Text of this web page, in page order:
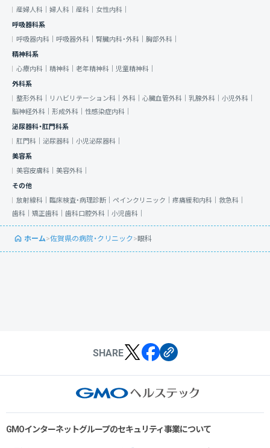
産婦人科｜ 婦人科｜ 産科｜ 女性内科｜
呼吸器科系
呼吸器内科｜ 呼吸器外科｜ 腎臓内科・外科｜ 胸部外科｜
精神科系
心療内科｜ 精神科｜ 老年精神科｜ 児童精神科｜
外科系
整形外科｜
リハビリテーション科｜ 外科｜ 心臓血管外科｜ 乳腺外科｜ 小児外科｜
脳神経外科｜ 形成外科｜ 性感染症内科｜
泌尿器科・肛門科系
肛門科｜ 泌尿器科｜ 小児泌尿器科｜
美容系
美容皮膚科｜ 美容外科｜
その他
放射線科｜ 臨床検査・病理診断｜ ペインクリニック｜ 疼痛緩和内科｜ 救急科｜
歯科｜ 矯正歯科｜ 歯科口腔外科｜ 小児歯科｜
ホーム>佐賀県の病院・クリニック> 眼科
SHARE
GMOインターネットグループのセキュリティ事業について